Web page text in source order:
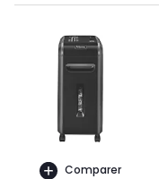
Comparer